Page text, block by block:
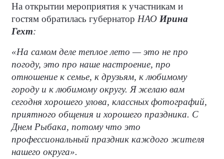
На открытии мероприятия к участникам и
гостям обратилась губернатор НАО Ирина
Гехт:
«На самом деле теплое лето — это не про
погоду, это про наше настроение, про
отношение к семье, к друзьям, к любимому
городу и к любимому округу. Я желаю вам
сегодня хорошего улова, классных фотографий,
приятного общения и хорошего праздника. С
Днем Рыбака, потому что это
профессиональный праздник каждого жителя
нашего округа».